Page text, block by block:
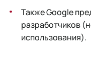
Также Google
разработчиков
использования).